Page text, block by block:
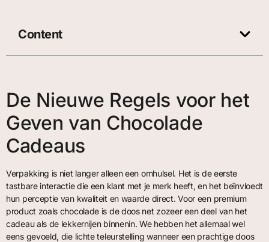
Content
De Nieuwe Regels voor het
Geven van Chocolade
Cadeaus
Verpakking is niet langer alleen een omhulsel. Het is de eerste
tastbare interactie die een klant met je merk heeft, en het beïnvloedt
hun perceptie van kwaliteit en waarde direct. Voor een premium
product zoals chocolade is de doos net zozeer een deel van het
cadeau als de lekkernijen binnenin. We hebben het allemaal wel
eens gevoeld, die lichte teleurstelling wanneer een prachtige doos